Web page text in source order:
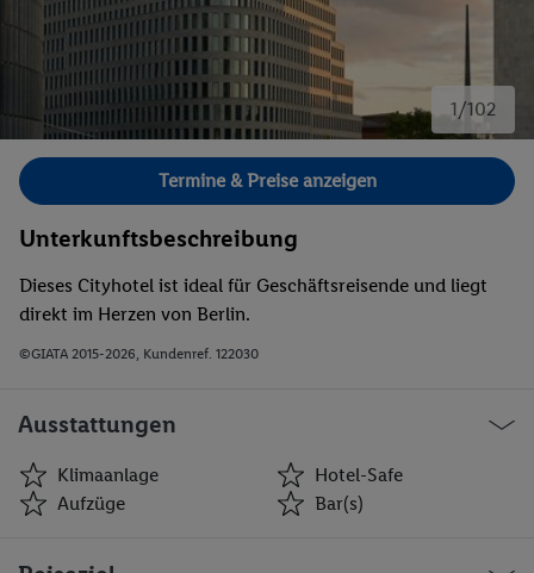
1/102
Bild 1 von 102.
Termine & Preise anzeigen
Unterkunftsbeschreibung
Dieses Cityhotel ist ideal für Geschäftsreisende und liegt
direkt im Herzen von Berlin.
©GIATA 2015-2026, Kundenref. 122030
Ausstattungen
Klimaanlage
Hotel-Safe
Aufzüge
Bar(s)